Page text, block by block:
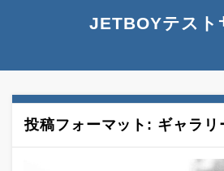
JETBOYテスト
投稿フォーマット: ギャラリ